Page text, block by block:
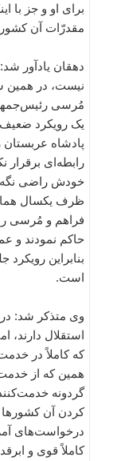
برای او و جز با
مقدرّات‌ آن
دهقان یادآور
نیست، در همین
مُرسی
یک رویکرد ضعیف
پادشاه عربستان
رابطه‌ای برقرار
خودش راضی نگه
ظرف یکسال همان
فراهم و مُرسی را
حاکم نمودند و
بنابراین
است.
وی متذکر شد:
استقلال دارند،
که کاملاً در
همین که از خدمت
گردونه
کردن آن کشورها
درخواست‌های
کاملاً قوی و